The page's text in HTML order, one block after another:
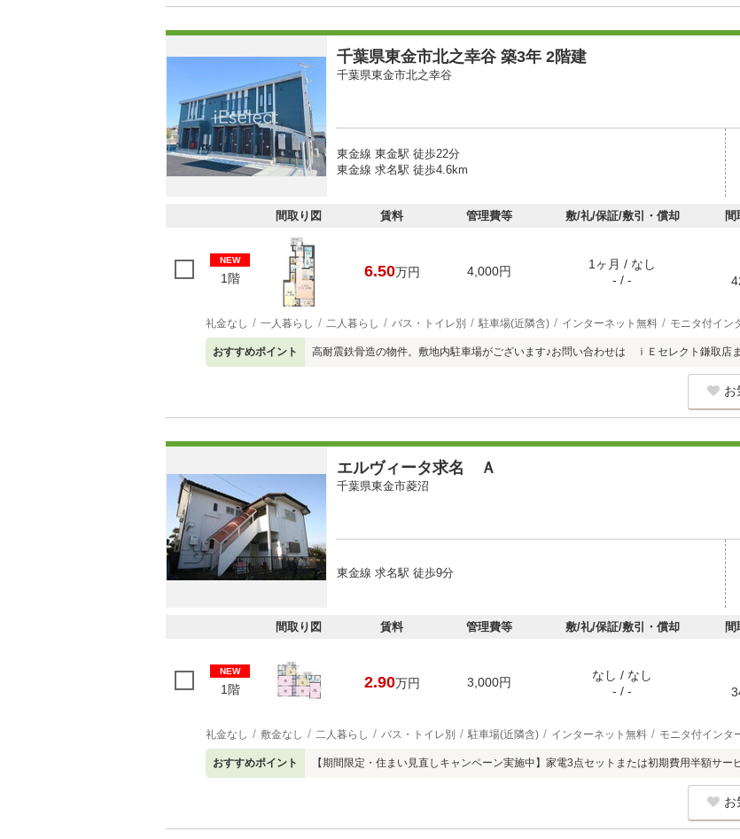
千葉県東金市北之幸谷 築3年 2階建
千葉県東金市北之幸谷
東金線 東金駅 徒歩22分
東金線 求名駅 徒歩4.6km
間取り図 賃料 管理費等 敷/礼/保証/敷引・償却 間
NEW
1階 6.50万円 4,000円
1ヶ月 / なし
- / -
礼金なし 一人暮らし 二人暮らし バス・トイレ別 駐車場(近隣含) インターネット無料 モニタ付イン
おすすめポイント 高耐震鉄骨造の物件。敷地内駐車場がございます♪お問い合わせは ｉＥセレクト鎌取店
お
エルヴィータ求名 Ａ
千葉県東金市菱沼
東金線 求名駅 徒歩9分
間取り図 賃料 管理費等 敷/礼/保証/敷引・償却 間
NEW
1階 2.90万円 3,000円
なし / なし
- / -
礼金なし 敷金なし 二人暮らし バス・トイレ別 駐車場(近隣含) インターネット無料 モニタ付インタ
おすすめポイント 【期間限定・住まい見直しキャンペーン実施中】家電3点セットまたは初期費用半額サー
お